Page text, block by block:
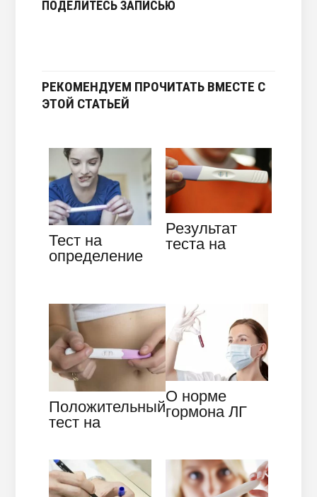
ПОДЕЛИТЕСЬ ЗАПИСЬЮ
РЕКОМЕНДУЕМ ПРОЧИТАТЬ ВМЕСТЕ С
ЭТОЙ СТАТЬЕЙ
Тест на
определение
точен ли он?
Результат
теста на
Положительный
тест на
нет?…
О норме
гормона ЛГ